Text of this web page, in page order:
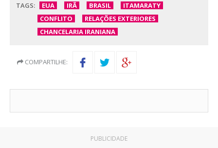
TAGS: EUA IRÃ BRASIL
ITAMARATY
CONFLITO
RELAÇÕES EXTERIORES
CHANCELARIA IRANIANA
COMPARTILHE:
PUBLICIDADE